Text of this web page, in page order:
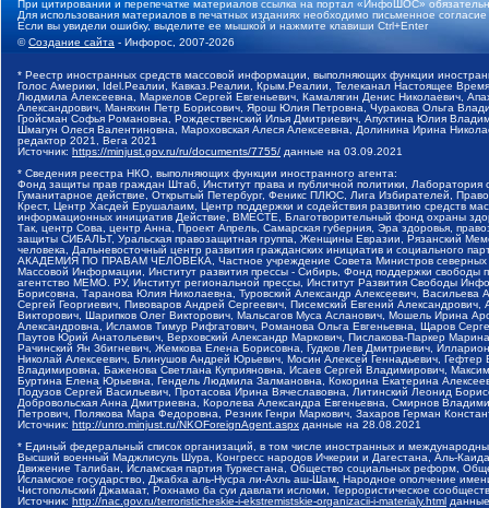
При цитировании и перепечатке материалов ссылка на портал «ИнфоШОС»
Для использования материалов в печатных изданиях необходимо письменное
Если вы увидели ошибку, выделите ее мышкой и нажмите клавиши Ctrl+Enter
©Создание сайта - Инфорос, 2007-2026
* Реестр иностранных средств массовой информации, выполняющих функции
Голос Америки, Idel.Реалии, Кавказ.Реалии, Крым.Реалии, Телеканал Настоящее
Людмила Алексеевна, Маркелов Сергей Евгеньевич, Камалягин Денис Николаевич,
Александрович, Маняхин Петр Борисович, Ярош Юлия Петровна, Чуракова Ольга
Гройсман Софья Романовна, Рождественский Илья Дмитриевич, Апухтина Юлия
Шмагун Олеся Валентиновна, Мароховская Алеся Алексеевна, Долинина Ирина
редактор 2021, Вега 2021
Источник: https://minjust.gov.ru/ru/documents/7755/ данные на 03.09.2021
* Сведения реестра НКО, выполняющих функции иностранного агента:
Фонд защиты прав граждан Штаб, Институт права и публичной политики,
Гуманитарное действие, Открытый Петербург, Феникс ПЛЮС, Лига Избирателей,
Крест, Центр Хасдей Ерушалаим, Центр поддержки и содействия развитию средств
информационных инициатив Действие, ВМЕСТЕ, Благотворительный фонд охраны
Так, центр Сова, центр Анна, Проект Апрель, Самарская губерния, Эра здоровья,
защиты СИБАЛЬТ, Уральская правозащитная группа, Женщины Евразии, Рязанский
человека, Дальневосточный центр развития гражданских инициатив и социального
АКАДЕМИЯ ПО ПРАВАМ ЧЕЛОВЕКА, Частное учреждение Совета Министров северных
Массовой Информации, Институт развития прессы - Сибирь, Фонд поддержки
агентство МЕМО. РУ, Институт региональной прессы, Институт Развития Свободы
Борисовна, Таранова Юлия Николаевна, Туровский Александр Алексеевич,
Сергей Георгиевич, Пивоваров Андрей Сергеевич, Писемский Евгений
Викторович, Шарипков Олег Викторович, Мальсагов Муса Асланович, Мошель Ирина
Александровна, Исламов Тимур Рифгатович, Романова Ольга Евгеньевна, Щаров
Паутов Юрий Анатольевич, Верховский Александр Маркович, Пислакова-Паркер
Рачинский Ян Збигневич, Жемкова Елена Борисовна, Гудков Лев Дмитриевич,
Николай Алексеевич, Блинушов Андрей Юрьевич, Мосин Алексей Геннадьевич,
Владимировна, Баженова Светлана Куприяновна, Исаев Сергей Владимирович,
Буртина Елена Юрьевна, Гендель Людмила Залмановна, Кокорина Екатерина
Подузов Сергей Васильевич, Протасова Ирина Вячеславовна, Литинский Леонид
Добровольская Анна Дмитриевна, Королева Александра Евгеньевна, Смирнов
Петрович, Полякова Мара Федоровна, Резник Генри Маркович, Захаров Герман
Источник: http://unro.minjust.ru/NKOForeignAgent.aspx данные на 28.08.2021
* Единый федеральный список организаций, в том числе иностранных и
Высший военный Маджлисуль Шура, Конгресс народов Ичкерии и Дагестана, Аль-
Движение Талибан, Исламская партия Туркестана, Общество социальных реформ,
Исламское государство, Джабха аль-Нусра ли-Ахль аш-Шам, Народное ополчение
Чистопольский Джамаат, Рохнамо ба суи давлати исломи, Террористическое
Источник: http://nac.gov.ru/terroristicheskie-i-ekstremistskie-organizacii-i-materialy.html